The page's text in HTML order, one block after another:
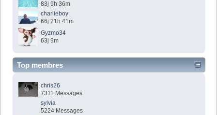
83j 9h 36m
charlieboy
66j 21h 41m
Gyzmo34
63j 9m
Top membres
chris26
7311 Messages
sylvia
5224 Messages